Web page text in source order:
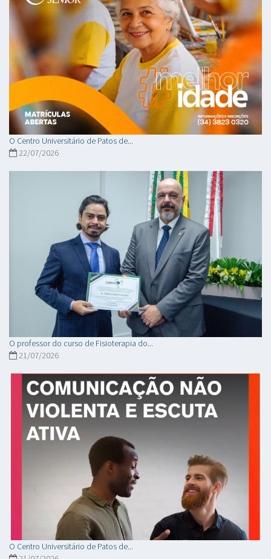
O Centro Universitário de Patos de...
22/07/2026
O professor do curso de Fisioterapia do...
21/07/2026
O Centro Universitário de Patos de...